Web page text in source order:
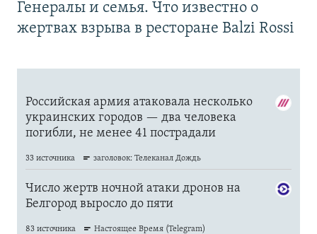
Генералы и семья. Что известно о
жертвах взрыва в ресторане Balzi Rossi